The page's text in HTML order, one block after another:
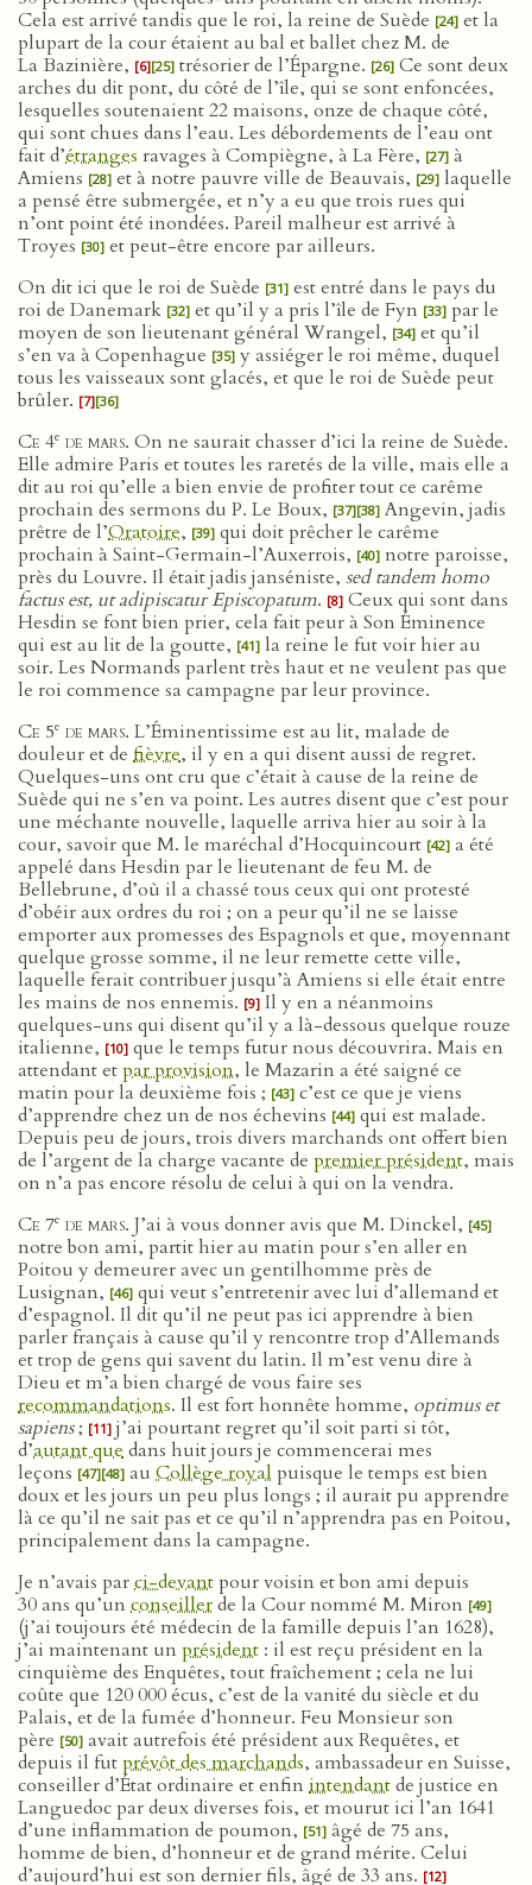
Cela est arrivé tandis que le roi, la reine de Suède [24] et la
plupart de la cour étaient au bal et ballet chez M. de
La Bazinière, [6][25] trésorier de l’Épargne. [26] Ce sont deux
arches du dit pont, du côté de l’île, qui se sont enfoncées,
lesquelles soutenaient 22 maisons, onze de chaque côté,
qui sont chues dans l’eau. Les débordements de l’eau ont
fait d’étranges ravages à Compiègne, à La Fère, [27] à
Amiens [28] et à notre pauvre ville de Beauvais, [29] laquelle
a pensé être submergée, et n’y a eu que trois rues qui
n’ont point été inondées. Pareil malheur est arrivé à
Troyes [30] et peut-être encore par ailleurs.
On dit ici que le roi de Suède [31] est entré dans le pays du
roi de Danemark [32] et qu’il y a pris l’île de Fyn [33] par le
moyen de son lieutenant général Wrangel, [34] et qu’il
s’en va à Copenhague [35] y assiéger le roi même, duquel
tous les vaisseaux sont glacés, et que le roi de Suède peut
brûler. [7][36]
Ce 4e de mars. On ne saurait chasser d’ici la reine de Suède.
Elle admire Paris et toutes les raretés de la ville, mais elle a
dit au roi qu’elle a bien envie de profiter tout ce carême
prochain des sermons du P. Le Boux, [37][38] Angevin, jadis
prêtre de l’Oratoire, [39] qui doit prêcher le carême
prochain à Saint-Germain-l’Auxerrois, [40] notre paroisse,
près du Louvre. Il était jadis janséniste, sed tandem homo
factus est, ut adipiscatur Episcopatum. [8] Ceux qui sont dans
Hesdin se font bien prier, cela fait peur à Son Éminence
qui est au lit de la goutte, [41] la reine le fut voir hier au
soir. Les Normands parlent très haut et ne veulent pas que
le roi commence sa campagne par leur province.
Ce 5e de mars. L’Éminentissime est au lit, malade de
douleur et de fièvre, il y en a qui disent aussi de regret.
Quelques-uns ont cru que c’était à cause de la reine de
Suède qui ne s’en va point. Les autres disent que c’est pour
une méchante nouvelle, laquelle arriva hier au soir à la
cour, savoir que M. le maréchal d’Hocquincourt [42] a été
appelé dans Hesdin par le lieutenant de feu M. de
Bellebrune, d’où il a chassé tous ceux qui ont protesté
d’obéir aux ordres du roi ; on a peur qu’il ne se laisse
emporter aux promesses des Espagnols et que, moyennant
quelque grosse somme, il ne leur remette cette ville,
laquelle ferait contribuer jusqu’à Amiens si elle était entre
les mains de nos ennemis. [9] Il y en a néanmoins
quelques-uns qui disent qu’il y a là-dessous quelque rouze
italienne, [10] que le temps futur nous découvrira. Mais en
attendant etpar provision, le Mazarin a été saigné ce
matin pour la deuxième fois ; [43] c’est ce que je viens
d’apprendre chez un de nos échevins [44] qui est malade.
Depuis peu de jours, trois divers marchands ont offert bien
de l’argent de la charge vacante de premier président, mais
on n’a pas encore résolu de celui à qui on la vendra.
Ce 7e de mars. J’ai à vous donner avis que M. Dinckel, [45]
notre bon ami, partit hier au matin pour s’en aller en
Poitou y demeurer avec un gentilhomme près de
Lusignan, [46] qui veut s’entretenir avec lui d’allemand et
d’espagnol. Il dit qu’il ne peut pas ici apprendre à bien
parler français à cause qu’il y rencontre trop d’Allemands
et trop de gens qui savent du latin. Il m’est venu dire à
Dieu et m’a bien chargé de vous faire ses
recommandations. Il est fort honnête homme, optimus et
sapiens; [11] j’ai pourtant regret qu’il soit parti si tôt,
d’autant quedans huit jours je commencerai mes
leçons [47][48] au Collège royal puisque le temps est bien
doux et les jours un peu plus longs ; il aurait pu apprendre
là ce qu’il ne sait pas et ce qu’il n’apprendra pas en Poitou,
principalement dans la campagne.
Je n’avais parci-devantpour voisin et bon ami depuis
30 ans qu’un conseillerde la Cour nommé M. Miron [49]
(j’ai toujours été médecin de la famille depuis l’an 1628),
j’ai maintenant un président : il est reçu président en la
cinquième des Enquêtes, tout fraîchement ; cela ne lui
coûte que 120 000 écus, c’est de la vanité du siècle et du
Palais, et de la fumée d’honneur. Feu Monsieur son
père [50] avait autrefois été président aux Requêtes, et
depuis il futprévôt des marchands, ambassadeur en Suisse,
conseiller d’État ordinaire et enfin intendantde justice en
Languedoc par deux diverses fois, et mourut ici l’an 1641
d’une inflammation de poumon, [51] âgé de 75 ans,
homme de bien, d’honneur et de grand mérite. Celui
d’aujourd’hui est son dernier fils, âgé de 33 ans. [12]